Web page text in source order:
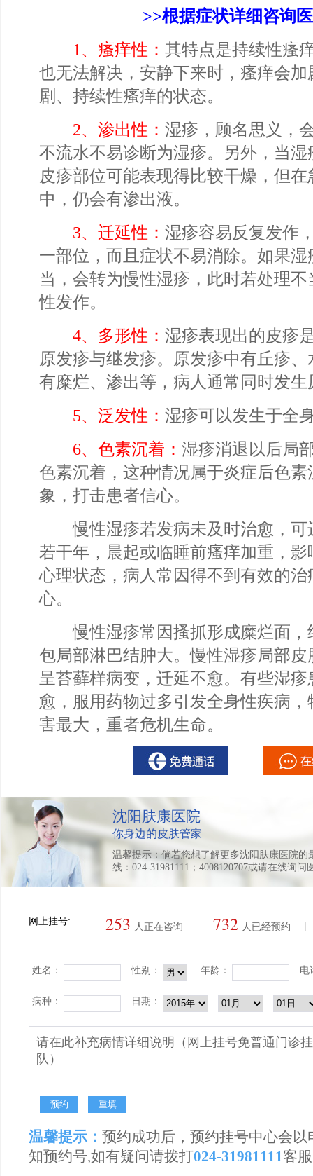
>>根据症状详细咨询
1、瘙痒性： 其特点是持续性瘙
也无法解决，安静下来时，瘙痒会
剧、持续性瘙痒的状态。
2、渗出性： 湿疹，顾名思义，
不流水不易诊断为湿疹。另外，当
皮疹部位可能表现得比较干燥，但
中，仍会有渗出液。
3、迁延性： 湿疹容易反复发作
一部位，而且症状不易消除。如果
当，会转为慢性湿疹，此时若处理
性发作。
4、多形性： 湿疹表现出的皮疹
原发疹与继发疹。原发疹中有丘疹
有糜烂、渗出等，病人通常同时发
5、泛发性： 湿疹可以发生于全
6、色素沉着： 湿疹消退以后局
色素沉着，这种情况属于炎症后色
象，打击患者信心。
慢性湿疹若发病未及时治愈，可
若干年，晨起或临睡前瘙痒加重，
心理状态，病人常因得不到有效的
心。
慢性湿疹常因搔抓形成糜烂面，
包局部淋巴结肿大。慢性湿疹局部
呈苔藓样病变，迁延不愈。有些湿
愈，服用药物过多引发全身性疾病
害最大，重者危机生命。
沈阳肤康医院
你身边的皮肤管家
温馨提示：倘若您想了解更多沈阳肤康医院
线：024-31981111；4008120707或请在线询问
网上挂号: 253 人正在咨询 732 人已经预约
姓名： 性别： 年龄： 电
病种： 日期：
温馨提示： 预约成功后，预约挂号中心会
知预约号,如有疑问请拨打024-31981111客